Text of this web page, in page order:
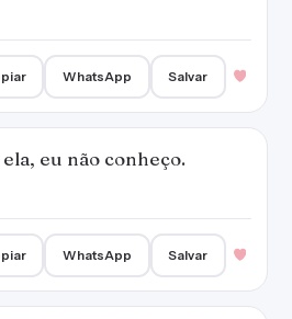
WhatsApp Salvar
eu não conheço.
WhatsApp Salvar